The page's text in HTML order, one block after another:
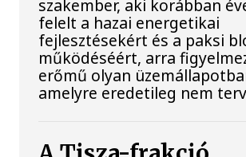
szakember, aki korábban
felelt a hazai energetikai
fejlesztésekért és a paksi
működéséért, arra
erőmű olyan
amelyre eredetileg nem